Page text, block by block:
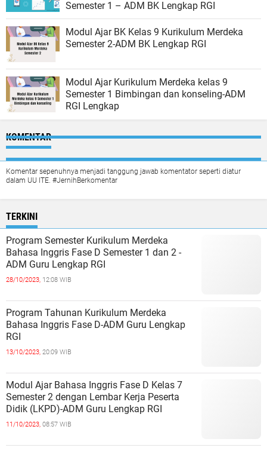
Semester 1 – ADM BK Lengkap RGI
Modul Ajar BK Kelas 9 Kurikulum Merdeka
Semester 2-ADM BK Lengkap RGI
Modul Ajar Kurikulum Merdeka kelas 9
Semester 1 Bimbingan dan konseling-ADM
RGI Lengkap
KOMENTAR
Komentar sepenuhnya menjadi tanggung jawab komentator seperti diatur
dalam UU ITE. #JernihBerkomentar
TERKINI
Program Semester Kurikulum Merdeka
Bahasa Inggris Fase D Semester 1 dan 2 -
ADM Guru Lengkap RGI
28/10/2023, 12:08 WIB
Program Tahunan Kurikulum Merdeka
Bahasa Inggris Fase D-ADM Guru Lengkap
RGI
13/10/2023, 20:09 WIB
Modul Ajar Bahasa Inggris Fase D Kelas 7
Semester 2 dengan Lembar Kerja Peserta
Didik (LKPD)-ADM Guru Lengkap RGI
11/10/2023, 08:57 WIB